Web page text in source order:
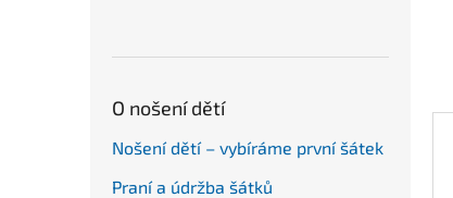
O nošení dětí
Nošení dětí – vybíráme první šátek
Praní a údržba šátků